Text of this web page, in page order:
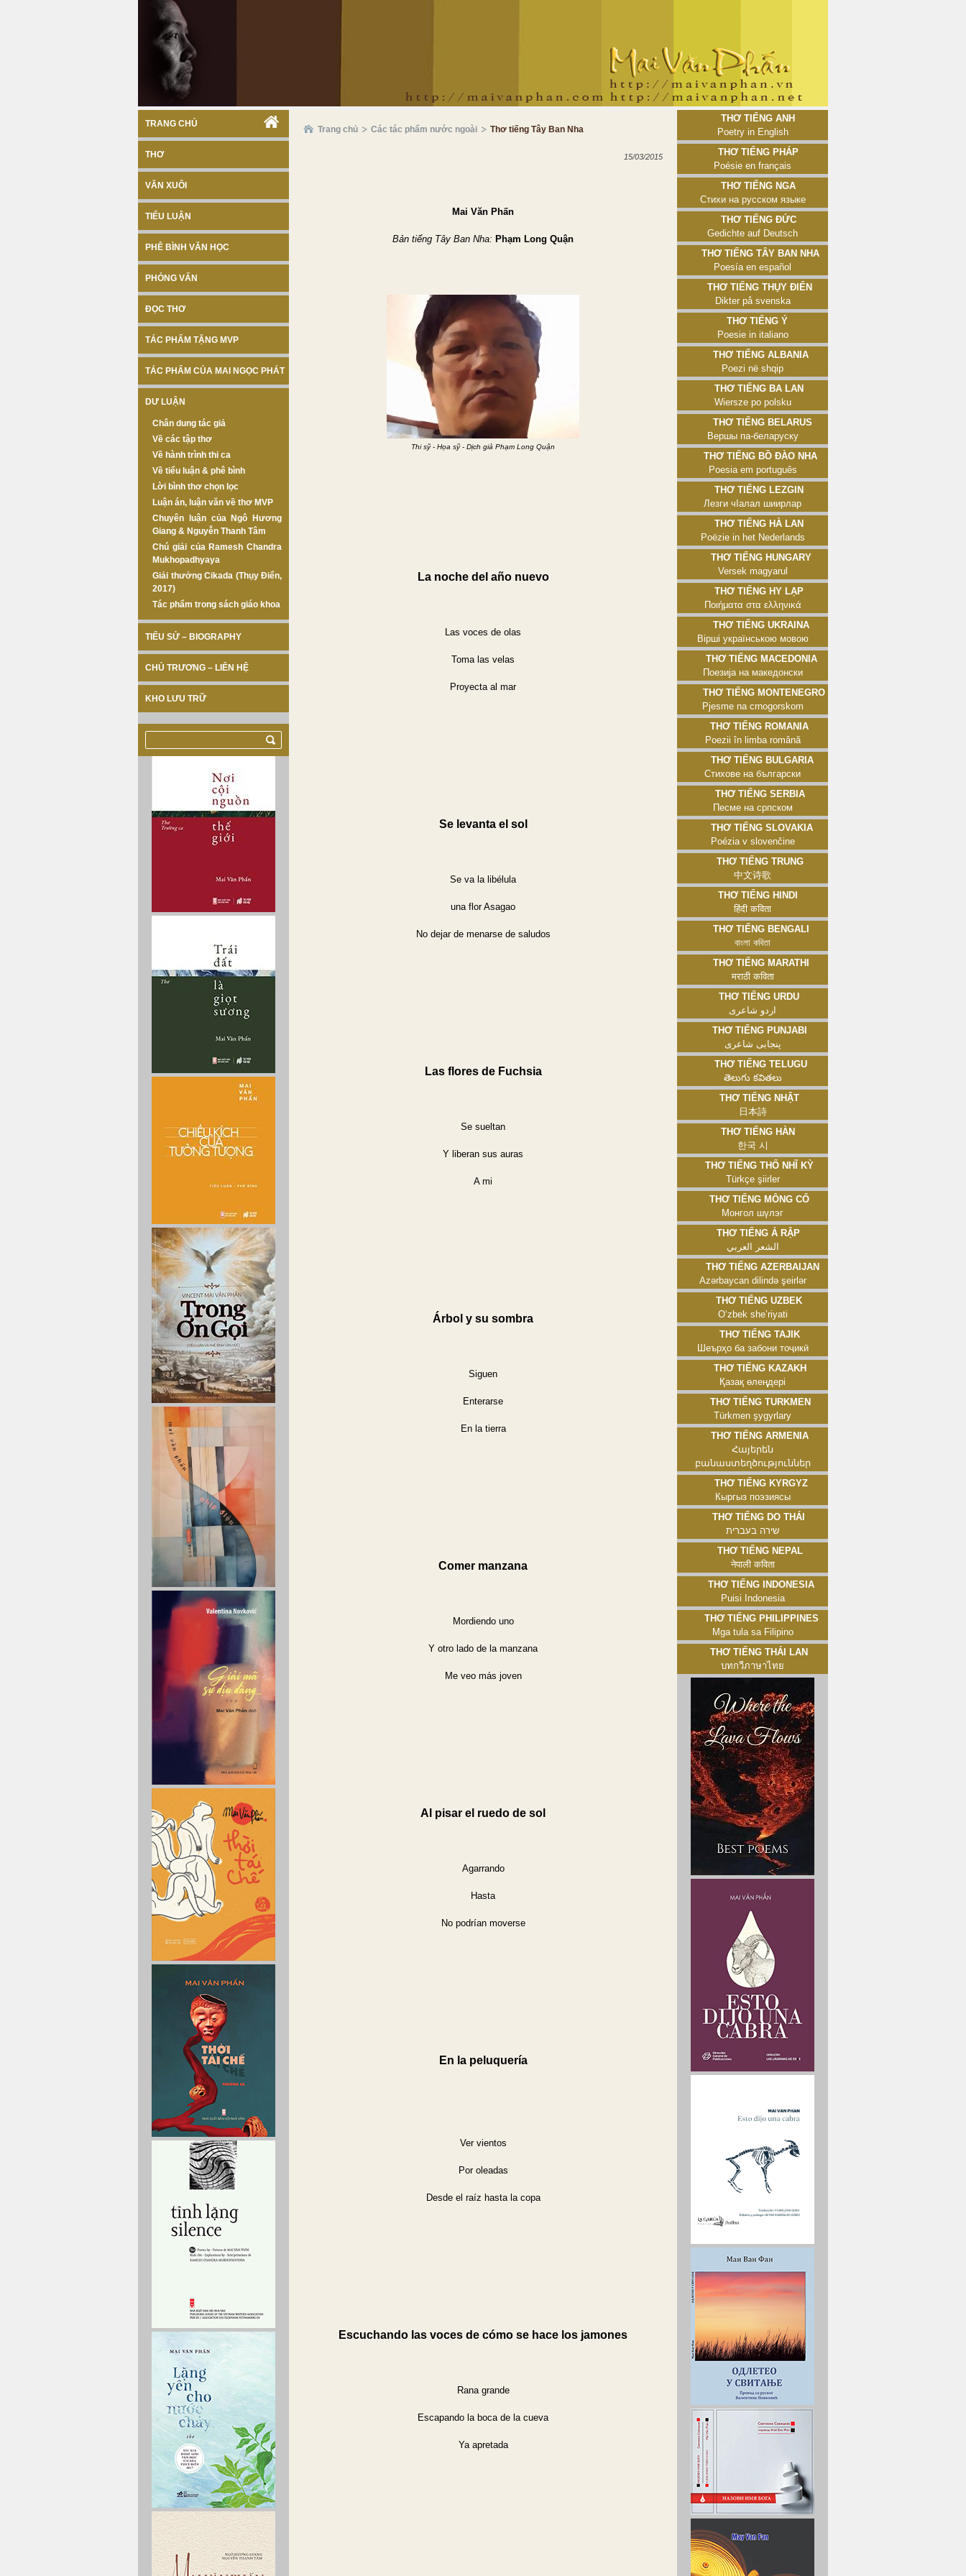
TRANG CHỦ
THƠ
VĂN XUÔI
TIỂU LUẬN
PHÊ BÌNH VĂN HỌC
PHỎNG VẤN
ĐỌC THƠ
TÁC PHẨM TẶNG MVP
TÁC PHẨM CỦA MAI NGỌC PHÁT
DƯ LUẬN
Chân dung tác giả
Về các tập thơ
Về hành trình thi ca
Về tiểu luận & phê bình
Lời bình thơ chọn lọc
Luận án, luận văn về thơ MVP
Chuyên luận của Ngô Hương
Giang & Nguyễn Thanh Tâm
Chú giải của Ramesh Chandra
Mukhopadhyaya
Giải thưởng Cikada (Thụy Điển,
2017)
Tác phẩm trong sách giáo khoa
TIỂU SỬ – BIOGRAPHY
CHỦ TRƯƠNG – LIÊN HỆ
KHO LƯU TRỮ
Trang chủ Các tác phẩm nước ngoài Thơ tiếng Tây Ban Nha
15/03/2015
Mai Văn Phấn
Bản tiếng Tây Ban Nha: Phạm Long Quận
Thi sỹ - Họa sỹ - Dịch giả Phạm Long Quận
La noche del año nuevo
Las voces de olas
Toma las velas
Proyecta al mar
Se levanta el sol
Se va la libélula
una flor Asagao
No dejar de menarse de saludos
Las flores de Fuchsia
Se sueltan
Y liberan sus auras
A mi
Árbol y su sombra
Siguen
Enterarse
En la tierra
Comer manzana
Mordiendo uno
Y otro lado de la manzana
Me veo más joven
Al pisar el ruedo de sol
Agarrando
Hasta
No podrían moverse
En la peluquería
Ver vientos
Por oleadas
Desde el raíz hasta la copa
Escuchando las voces de cómo se hace los jamones
Rana grande
Escapando la boca de la cueva
Ya apretada
Thơ tiếng Anh
Poetry in English
Thơ tiếng Pháp
Poésie en français
Thơ tiếng Nga
Стихи на русском языке
Thơ tiếng Đức
Gedichte auf Deutsch
Thơ tiếng Tây Ban Nha
Poesía en español
Thơ tiếng Thụy Điển
Dikter på svenska
Thơ tiếng Ý
Poesie in italiano
Thơ tiếng Albania
Poezi në shqip
Thơ tiếng Ba Lan
Wiersze po polsku
Thơ tiếng Belarus
Вершы па-беларуску
Thơ tiếng Bồ Đào Nha
Poesia em português
Thơ tiếng Lezgin
Лезги чӀалал шиирлар
Thơ tiếng Hà Lan
Poëzie in het Nederlands
Thơ tiếng Hungary
Versek magyarul
Thơ tiếng Hy Lạp
Ποιήματα στα ελληνικά
Thơ tiếng Ukraina
Вірші українською мовою
Thơ tiếng Macedonia
Поезија на македонски
Thơ tiếng Montenegro
Pjesme na crnogorskom
Thơ tiếng Romania
Poezii în limba română
Thơ tiếng Bulgaria
Стихове на български
Thơ tiếng Serbia
Песме на српском
Thơ tiếng Slovakia
Poézia v slovenčine
Thơ tiếng Trung
中文诗歌
Thơ tiếng Hindi
हिंदी कविता
Thơ tiếng Bengali
বাংলা কবিতা
Thơ tiếng Marathi
मराठी कविता
Thơ tiếng Urdu
اردو شاعری
Thơ tiếng Punjabi
پنجابی شاعری
Thơ tiếng Telugu
తెలుగు కవితలు
Thơ tiếng Nhật
日本詩
Thơ tiếng Hàn
한국 시
Thơ tiếng Thổ Nhĩ Kỳ
Türkçe şiirler
Thơ tiếng Mông Cổ
Монгол шүлэг
Thơ tiếng Ả Rập
الشعر العربي
Thơ tiếng Azerbaijan
Azərbaycan dilində şeirlər
Thơ tiếng Uzbek
Oʻzbek sheʼriyati
Thơ tiếng Tajik
Шеърҳо ба забони тоҷикӣ
Thơ tiếng Kazakh
Қазақ өлеңдері
Thơ tiếng Turkmen
Türkmen şygyrlary
Thơ tiếng Armenia
Հայերեն
բանաստեղծություններ
Thơ tiếng Kyrgyz
Кыргыз поэзиясы
Thơ tiếng Do Thái
שירה בעברית
Thơ tiếng Nepal
नेपाली कविता
Thơ tiếng Indonesia
Puisi Indonesia
Thơ tiếng Philippines
Mga tula sa Filipino
Thơ tiếng Thái Lan
บทกวีภาษาไทย